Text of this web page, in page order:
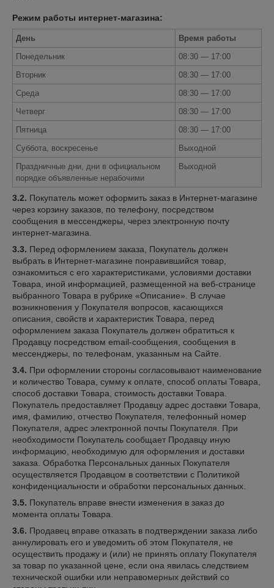
Режим работы интернет-магазина:
День
Время работы
Понедельник
08:30 — 17:00
Вторник
08:30 — 17:00
Среда
08:30 — 17:00
Четверг
08:30 — 17:00
Пятница
08:30 — 17:00
Суббота, воскресенье
Выходной
Праздничные дни, дни в официальном
порядке объявленные нерабочими
Выходной
3.2. Покупатель может оформить заказ в Интернет-магазине
через корзину заказов, по телефону, посредством
сообщения в мессенджеры, через электронную почту
интернет-магазина.
3.3. Перед оформлением заказа, Покупатель должен
выбрать в Интернет-магазине понравившийся товар,
ознакомиться с его характеристиками, условиями доставки
Товара, иной информацией, размещенной на веб-странице
выбранного Товара в рубрике «Описание». В случае
возникновения у Покупателя вопросов, касающихся
описания, свойств и характеристик Товара, перед
оформлением заказа Покупатель должен обратиться к
Продавцу посредством email-сообщения, сообщения в
мессенджеры, по телефонам, указанным на Сайте.
3.4. При оформлении стороны согласовывают наименование
и количество Товара, сумму к оплате, способ оплаты Товара,
способ доставки Товара, стоимость доставки Товара.
Покупатель предоставляет Продавцу адрес доставки Товара,
имя, фамилию, отчество Покупателя, телефонный номер
Покупателя, адрес электронной почты Покупателя. При
необходимости Покупатель сообщает Продавцу иную
информацию, необходимую для оформления и доставки
заказа. Обработка Персональных данных Покупателя
осуществляется Продавцом в соответствии с Политикой
конфиденциальности и обработки персональных данных.
3.5. Покупатель вправе внести изменения в заказ до
момента оплаты Товара.
3.6. Продавец вправе отказать в подтверждении заказа либо
аннулировать его и уведомить об этом Покупателя, не
осуществить продажу и (или) не принять оплату Покупателя
за товар по указанной цене, если она явилась следствием
технической ошибки или неправомерных действий со